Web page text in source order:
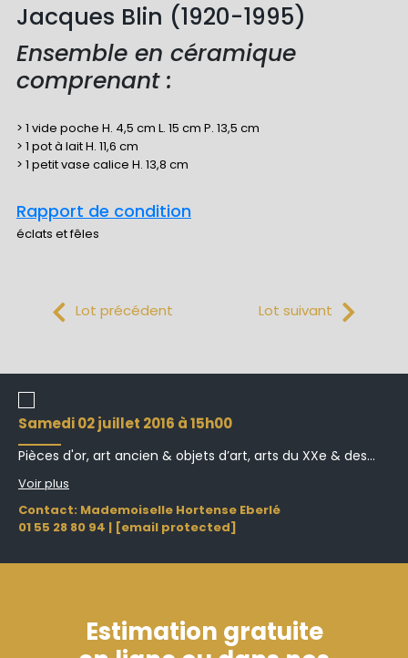
Jacques Blin (1920-1995)
Ensemble en céramique
comprenant :
> 1 vide poche H. 4,5 cm L. 15 cm P. 13,5 cm
> 1 pot à lait H. 11,6 cm
> 1 petit vase calice H. 13,8 cm
Rapport de condition
éclats et fêles
Lot précédent Lot suivant
samedi 02 juillet 2016 à 15h00
Pièces d'or, art ancien & objets d’art, arts du XXe & des...
Voir plus
Contact: Mademoiselle Hortense Eberlé
01 55 28 80 94 | [email protected]
Estimation gratuite